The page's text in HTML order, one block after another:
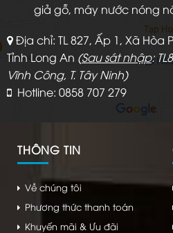
giả gỗ, máy nước nóng
Địa chỉ: TL 827, Ấp 1, Xã Hòa
Tỉnh Long An (Sau sát nhập:
Vĩnh Công, T. Tây Ninh)
Hotline: 0858 707 279
THÔNG TIN
Về chúng tôi
Phương thức thanh toán
Khuyến mãi & Ưu đãi